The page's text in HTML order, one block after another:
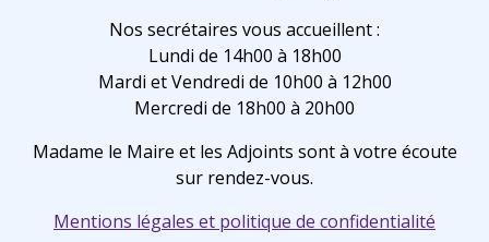
Nos secrétaires vous accueillent :
Lundi de 14h00 à 18h00
Mardi et Vendredi de 10h00 à 12h00
Mercredi de 18h00 à 20h00
Madame le Maire et les Adjoints sont à votre écoute
sur rendez-vous.
Mentions légales et politique de confidentialité